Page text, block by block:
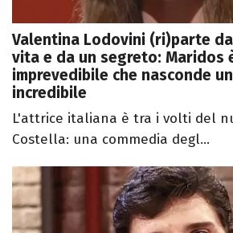
Valentina Lodovini (ri)parte
vita e da un segreto: Maridos
imprevedibile che nasconde
incredibile
L'attrice italiana è tra i volti del
Costella: una commedia degl...